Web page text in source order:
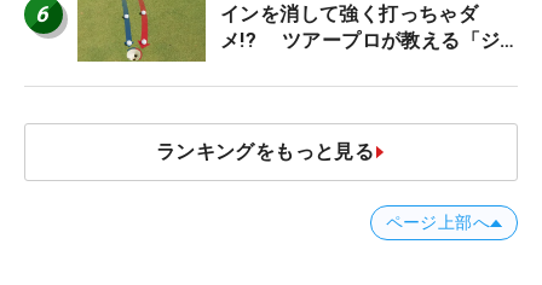
6
インを消して強く打っちゃダ
メ!? ツアープロが教える「ジ
減するワケ
ランキングをもっと見る
ページ上部へ